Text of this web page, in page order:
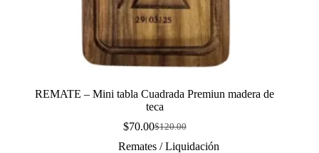
REMATE – Mini tabla Cuadrada Premiun madera de
teca
$120.00
Original
price
$70.00Current
price
Remates / Liquidación